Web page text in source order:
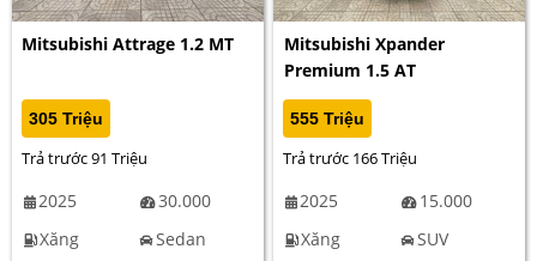
Mitsubishi Attrage 1.2 MT
305 Triệu
Trả trước 91 Triệu
2025
30.000
Xăng
Sedan
Mitsubishi Xpander
Premium 1.5 AT
555 Triệu
Trả trước 166 Triệu
2025
15.000
Xăng
SUV